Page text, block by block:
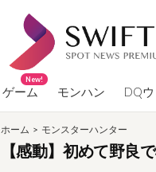
ゲーム
New!
モンハン DQ
ホーム > モンスターハンター
【感動】初めて野良